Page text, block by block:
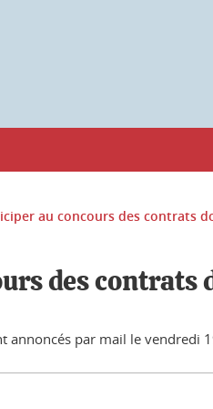
au concours des contrats
des contrats
annoncés par mail le vendredi